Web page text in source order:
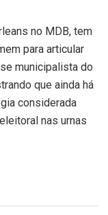
no MDB, tem
para articular
municipalista do
que ainda há
considerada
nas urnas